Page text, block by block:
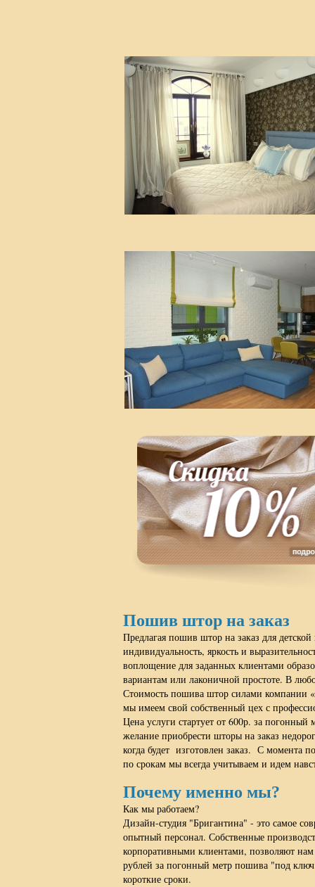
Пошив штор на заказ
Предлагая пошив штор на заказ для
индивидуальность, яркость и
воплощение для заданных клиентами
вариантам или лаконичной простоте. В
Стоимость пошива штор силами компании
мы имеем свой собственный цех с
Цена услуги стартует от 600р. за
желание приобрести шторы на заказ
когда будет изготовлен заказ. С момента
по срокам мы всегда учитываем и идем
Почему именно мы?
Как мы работаем?
Дизайн-студия "Бригантина" - это самое
опытный персонал. Собственные
корпоративными клиентами, позволяют
рублей за погонный метр пошива "под
короткие сроки.